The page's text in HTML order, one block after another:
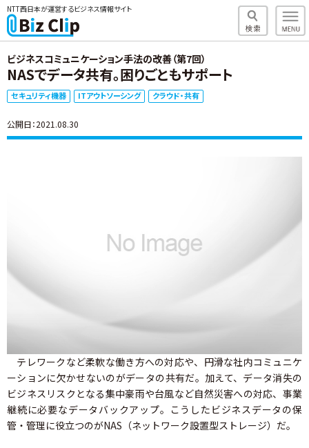
NTT西日本が運営するビジネス情報サイト
ビジネスコミュニケーション手法の改善（第7回）
NASでデータ共有。困りごともサポート
セキュリティ機器 ITアウトソーシング クラウド・共有
公開日：2021.08.30
テレワークなど柔軟な働き方への対応や、円滑な社内コミュニケ
ーションに欠かせないのがデータの共有だ。加えて、データ消失の
ビジネスリスクとなる集中豪雨や台風など自然災害への対応、事業
継続に必要なデータバックアップ。こうしたビジネスデータの保
管・管理に役立つのがNAS（ネットワーク設置型ストレージ）だ。